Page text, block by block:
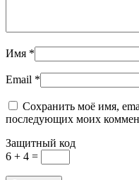
Имя *
Email *
Сохранить моё имя,
последующих моих
Защитный код
6 + 4 =